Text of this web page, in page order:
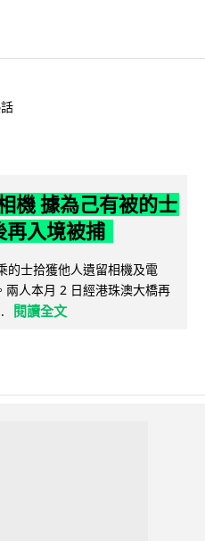
機 據為己有被的士
再入境被捕
的士拾獲他人遺留相機及電
人本月 2 日經港珠澳大橋再
閱讀全文